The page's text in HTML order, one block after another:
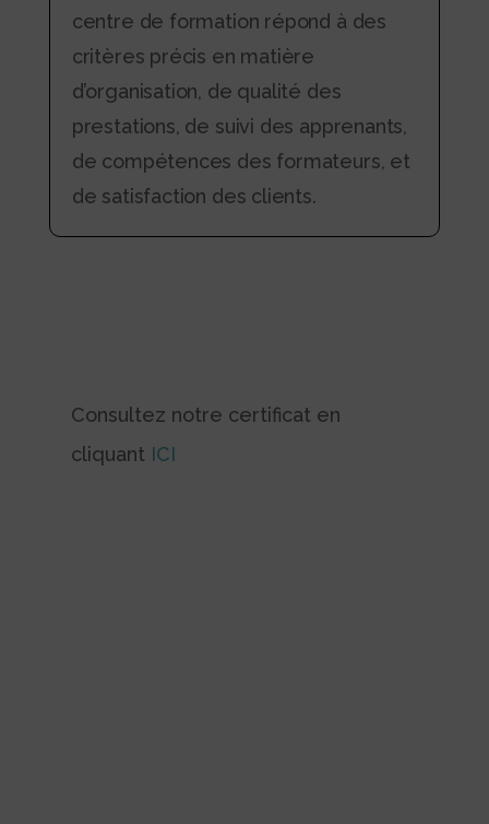
centre de formation répond à des
critères précis en matière
d’organisation, de qualité des
prestations, de suivi des apprenants,
de compétences des formateurs, et
de satisfaction des clients.
Consultez notre certificat en
cliquant ICI